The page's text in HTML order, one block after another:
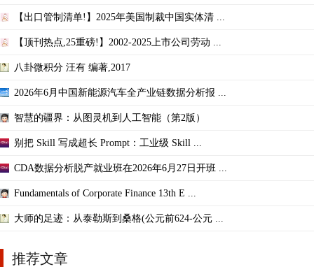
【出口管制清单!】2025年美国制裁中国实体清 ...
【顶刊热点,25重磅!】2002-2025上市公司劳动 ...
八卦微积分 汪有 编著,2017
2026年6月中国新能源汽车全产业链数据分析报 ...
智慧的疆界：从图灵机到人工智能（第2版）
别把 Skill 写成超长 Prompt：工业级 Skill ...
CDA数据分析脱产就业班在2026年6月27日开班 ...
Fundamentals of Corporate Finance 13th E ...
大师的足迹：从泰勒斯到桑格(公元前624-公元 ...
推荐文章